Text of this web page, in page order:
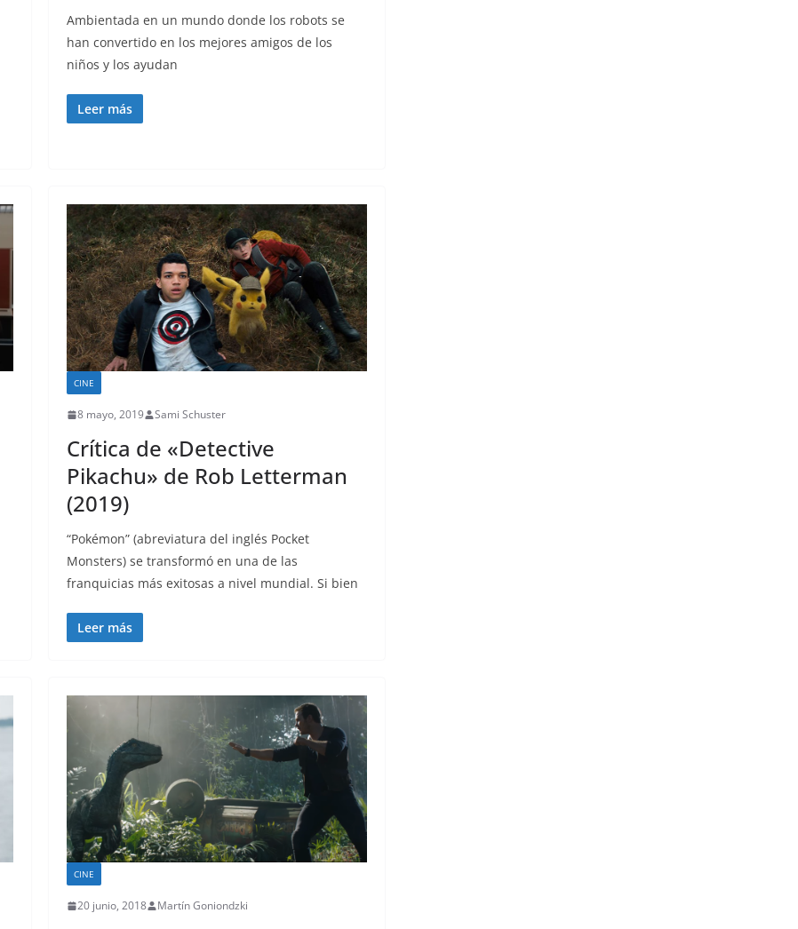
Ambientada en un mundo donde los robots se
han convertido en los mejores amigos de los
niños y los ayudan
Leer más
CINE
8 mayo, 2019 Sami Schuster
Crítica de «Detective
Pikachu» de Rob Letterman
(2019)
“Pokémon” (abreviatura del inglés Pocket
Monsters) se transformó en una de las
franquicias más exitosas a nivel mundial. Si bien
Leer más
CINE
20 junio, 2018 Martín Goniondzki